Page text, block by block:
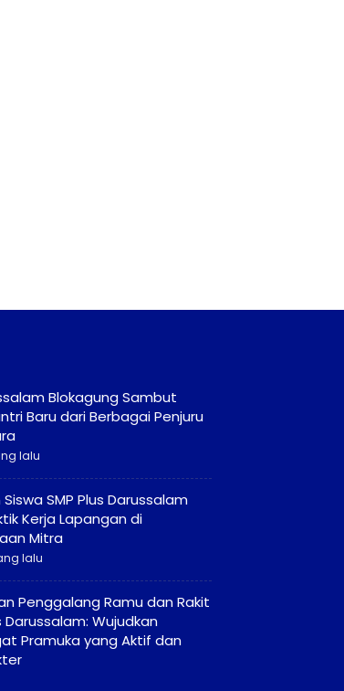
Blokagung Sambut
Baru dari Berbagai Penjuru
lalu
SMP Plus Darussalam
Kerja Lapangan di
Mitra
lalu
Penggalang Ramu dan Rakit
Darussalam: Wujudkan
Pramuka yang Aktif dan